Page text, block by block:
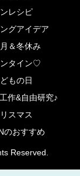
レシピ
グアイデア
＆冬休み
タイン♡
もの日
作&自由研究♪
スマス
のおすすめ
Reserved.